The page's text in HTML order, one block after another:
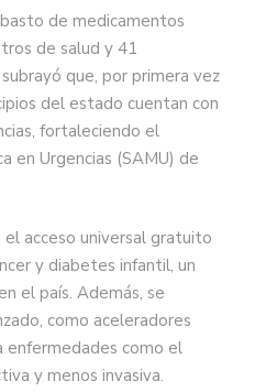
de medicamentos
de salud y 41
que, por primera vez
del estado cuentan con
fortaleciendo el
en Urgencias (SAMU) de
acceso universal gratuito
y diabetes infantil, un
el país. Además, se
como aceleradores
enfermedades como el
y menos invasiva.